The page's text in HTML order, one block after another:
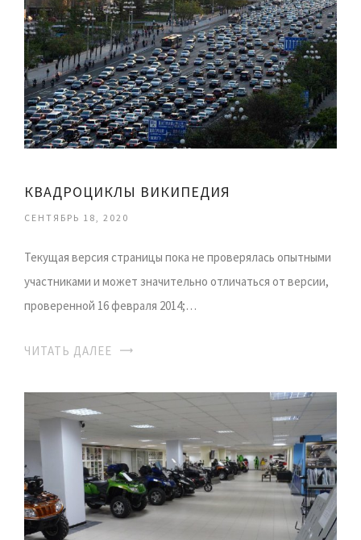
КВАДРОЦИКЛЫ ВИКИПЕДИЯ
СЕНТЯБРЬ 18, 2020
Текущая версия страницы пока не проверялась опытными
участниками и может значительно отличаться от версии,
проверенной 16 февраля 2014;…
ЧИТАТЬ ДАЛЕЕ